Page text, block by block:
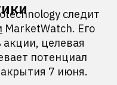
следит
MarketWatch. Его
целевая
потенциал
7 июня.